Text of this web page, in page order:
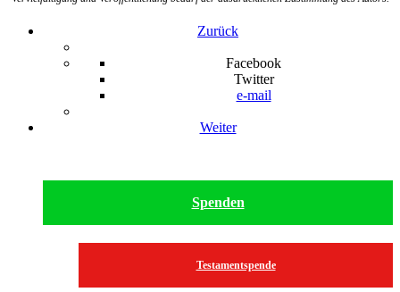
Zurück
Facebook
Twitter
e-mail
Weiter
Spenden
Testamentspende